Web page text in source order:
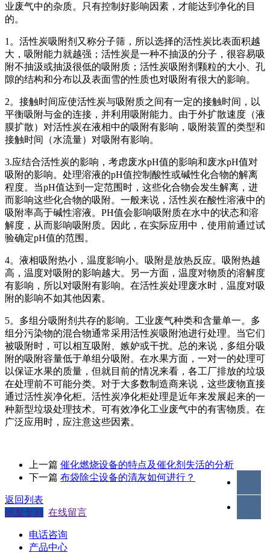
业废气中的杂质。只有控制好影响因素，才能达到净化的目
的。
1。活性炭吸附剂又称分子筛，所以选择的活性炭比表面积越
大，吸附能力就越强；活性炭是一种不抽汲的分子，很容易吸
附不抽汲或抽汲很低的吸附质；活性炭吸附剂颗粒的大小、孔
隙的结构和分布以及表面雪的性质也对吸附有很大的影响。
2。接触时间应使活性炭与吸附质之间有一定的接触时间，以
平衡吸附与金的连接，并利用吸附能力。由于外扩散速度（液
膜扩散）对活性炭在液相中的吸附有影响，吸附装置的类型和
接触时间（水流量）对吸附有影响。
3.应结合活性炭的影响，考虑废水pH值的影响和废水pH值对
吸附的影响。处理溶液的pH值控制酸性或碱性化合物的解离
程度。当pH值达到一定范围时，这些化合物会发生解离，进
而影响这些化合物的吸附。一般来说，活性炭在酸性溶液中的
吸附率高于碱性溶液。PH值会影响吸附质在水中的状态和溶
解度，从而影响吸附质。因此，在实际应用中，使用前通过试
验确定pH值的范围。
4。液相吸附热小，温度影响小。吸附是放热反应。吸附热越
高，温度对吸附的影响越大。另一方面，温度对物质的溶解度
有影响，所以对吸附有影响。在活性炭处理废水时，温度对吸
附的影响不如其他因素。
5。多组分吸附剂共存的影响。工业废气种类和含量单一。多
组分污染物的混合物通常采用活性炭吸附池进行处理。当它们
被吸附时，可以相互吸附、嫉妒或干扰。总的来说，多组分吸
附的吸附容量低于单组分吸附。在水果方面，一对一的处理可
以保证水果的质量，但就目前的情况来看，各工厂排放的垃圾
在处理前不可能分类。对于大多数制造商来说，这些废物直接
通过活性炭净化柜。活性炭净化柜处理是近年来发展起来的一
种新型垃圾处理技术。可有效净化工业废气中的有害物质。在
广泛应用时，应注意这些因素。
上一篇 催化燃烧设备的特点及催化剂失活的分析
下一篇 布袋除尘设备的清灰如何进行？
返回列表
研发专利
在线留言
电话咨询
产品中心